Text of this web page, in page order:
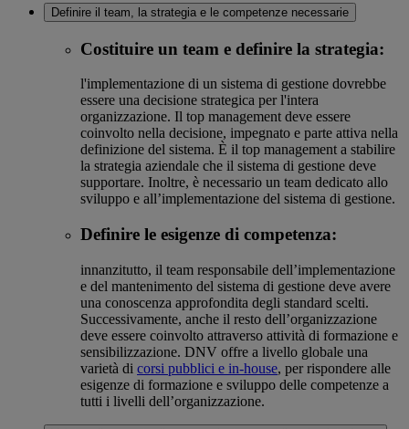
Definire il team, la strategia e le competenze necessarie
Costituire un team e definire la strategia:
l'implementazione di un sistema di gestione dovrebbe
essere una decisione strategica per l'intera
organizzazione. Il top management deve essere
coinvolto nella decisione, impegnato e parte attiva nella
definizione del sistema. È il top management a stabilire
la strategia aziendale che il sistema di gestione deve
supportare. Inoltre, è necessario un team dedicato allo
sviluppo e all’implementazione del sistema di gestione.
Definire le esigenze di competenza:
innanzitutto, il team responsabile dell’implementazione
e del mantenimento del sistema di gestione deve avere
una conoscenza approfondita degli standard scelti.
Successivamente, anche il resto dell’organizzazione
deve essere coinvolto attraverso attività di formazione e
sensibilizzazione. DNV offre a livello globale una
varietà di corsi pubblici e in-house, per rispondere alle
esigenze di formazione e sviluppo delle competenze a
tutti i livelli dell’organizzazione.